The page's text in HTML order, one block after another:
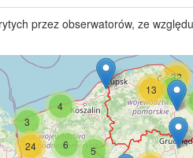
przez obserwatorów, ze
4
3
24
6
5
6
32
13